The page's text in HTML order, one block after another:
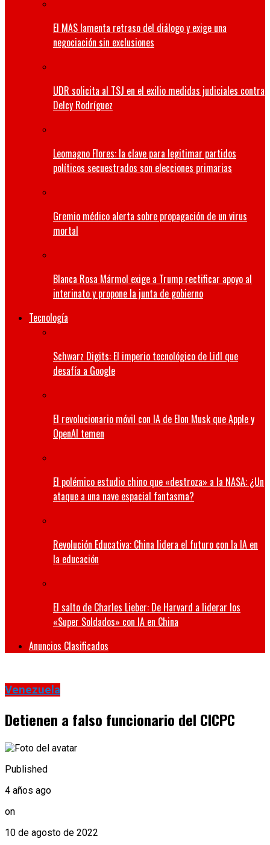
El MAS lamenta retraso del diálogo y exige una
negociación sin exclusiones
UDR solicita al TSJ en el exilio medidas judiciales contra
Delcy Rodríguez
Leomagno Flores: la clave para legitimar partidos
políticos secuestrados son elecciones primarias
Gremio médico alerta sobre propagación de un virus
mortal
Blanca Rosa Mármol exige a Trump rectificar apoyo al
interinato y propone la junta de gobierno
Tecnología
Schwarz Digits: El imperio tecnológico de Lidl que
desafía a Google
El revolucionario móvil con IA de Elon Musk que Apple y
OpenAI temen
El polémico estudio chino que «destroza» a la NASA: ¿Un
ataque a una nave espacial fantasma?
Revolución Educativa: China lidera el futuro con la IA en
la educación
El salto de Charles Lieber: De Harvard a liderar los
«Super Soldados» con IA en China
Anuncios Clasificados
Venezuela
Detienen a falso funcionario del CICPC
Published
4 años ago
on
10 de agosto de 2022